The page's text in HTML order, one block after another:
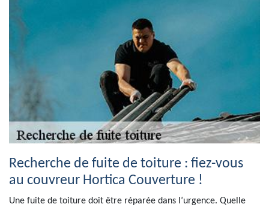
Recherche de fuite de toiture : fiez-vous
au couvreur Hortica Couverture !
Une fuite de toiture doit être réparée dans l’urgence. Quelle